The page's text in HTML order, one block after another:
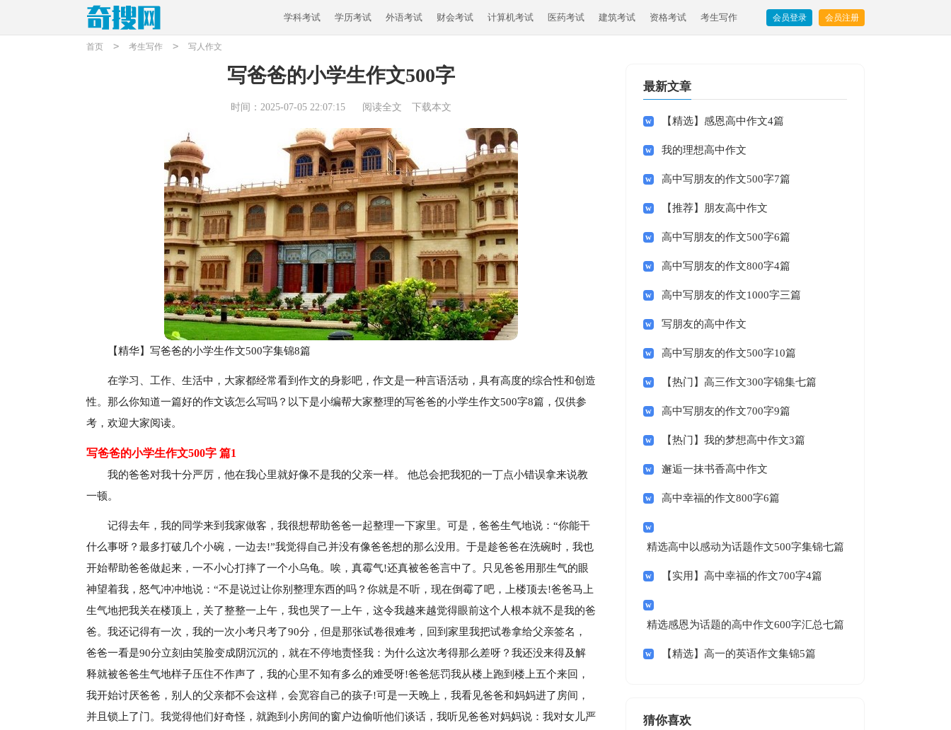
学科考试 学历考试 外语考试 财会考试 计算机考试 医药考试 建筑考试 资格考试 考生写作 会员登录 会员注册
首页 > 考生写作 > 写人作文
写爸爸的小学生作文500字
时间：2025-07-05 22:07:15 阅读全文 下载本文
【精华】写爸爸的小学生作文500字集锦8篇
在学习、工作、生活中，大家都经常看到作文的身影吧，作文是一种言语活动，具有高度的综合性和创造
性。那么你知道一篇好的作文该怎么写吗？以下是小编帮大家整理的写爸爸的小学生作文500字8篇，仅供参
考，欢迎大家阅读。
写爸爸的小学生作文500字 篇1
我的爸爸对我十分严厉，他在我心里就好像不是我的父亲一样。 他总会把我犯的一丁点小错误拿来说教
一顿。
记得去年，我的同学来到我家做客，我很想帮助爸爸一起整理一下家里。可是，爸爸生气地说：“你能干
什么事呀？最多打破几个小碗，一边去!”我觉得自己并没有像爸爸想的那么没用。于是趁爸爸在洗碗时，我也
开始帮助爸爸做起来，一不小心打摔了一个小乌龟。唉，真霉气!还真被爸爸言中了。只见爸爸用那生气的眼
神望着我，怒气冲冲地说：“不是说过让你别整理东西的吗？你就是不听，现在倒霉了吧，上楼顶去!爸爸马上
生气地把我关在楼顶上，关了整整一上午，我也哭了一上午，这令我越来越觉得眼前这个人根本就不是我的爸
爸。我还记得有一次，我的一次小考只考了90分，但是那张试卷很难考，回到家里我把试卷拿给父亲签名，
爸爸一看是90分立刻由笑脸变成阴沉沉的，就在不停地责怪我：为什么这次考得那么差呀？我还没来得及解
释就被爸爸生气地样子压住不作声了，我的心里不知有多么的难受呀!爸爸惩罚我从楼上跑到楼上五个来回，
我开始讨厌爸爸，别人的父亲都不会这样，会宽容自己的孩子!可是一天晚上，我看见爸爸和妈妈进了房间，
并且锁上了门。我觉得他们好奇怪，就跑到小房间的窗户边偷听他们谈话，我听见爸爸对妈妈说：我对女儿严
最新文章
【精选】感恩高中作文4篇
我的理想高中作文
高中写朋友的作文500字7篇
【推荐】朋友高中作文
高中写朋友的作文500字6篇
高中写朋友的作文800字4篇
高中写朋友的作文1000字三篇
写朋友的高中作文
高中写朋友的作文500字10篇
【热门】高三作文300字锦集七篇
高中写朋友的作文700字9篇
【热门】我的梦想高中作文3篇
邂逅一抹书香高中作文
高中幸福的作文800字6篇
精选高中以感动为话题作文500字集锦七篇
【实用】高中幸福的作文700字4篇
精选感恩为话题的高中作文600字汇总七篇
【精选】高一的英语作文集锦5篇
猜你喜欢